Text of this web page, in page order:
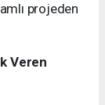
projeden
Veren